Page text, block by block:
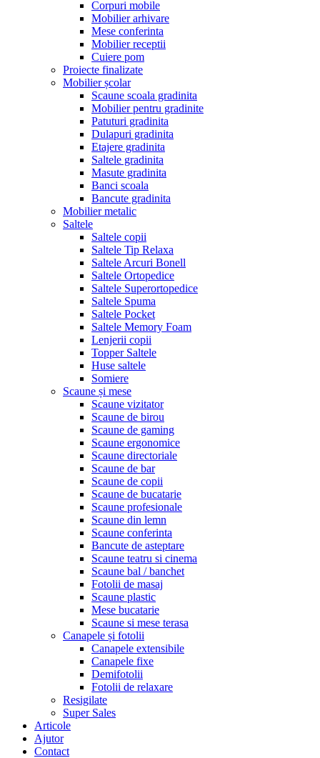
Corpuri mobile
Mobilier arhivare
Mese conferinta
Mobilier receptii
Cuiere pom
Proiecte finalizate
Mobilier școlar
Scaune scoala gradinita
Mobilier pentru gradinite
Patuturi gradinita
Dulapuri gradinita
Etajere gradinita
Saltele gradinita
Masute gradinita
Banci scoala
Bancute gradinita
Mobilier metalic
Saltele
Saltele copii
Saltele Tip Relaxa
Saltele Arcuri Bonell
Saltele Ortopedice
Saltele Superortopedice
Saltele Spuma
Saltele Pocket
Saltele Memory Foam
Lenjerii copii
Topper Saltele
Huse saltele
Somiere
Scaune și mese
Scaune vizitator
Scaune de birou
Scaune de gaming
Scaune ergonomice
Scaune directoriale
Scaune de bar
Scaune de copii
Scaune de bucatarie
Scaune profesionale
Scaune din lemn
Scaune conferinta
Bancute de asteptare
Scaune teatru si cinema
Scaune bal / banchet
Fotolii de masaj
Scaune plastic
Mese bucatarie
Scaune si mese terasa
Canapele și fotolii
Canapele extensibile
Canapele fixe
Demifotolii
Fotolii de relaxare
Resigilate
Super Sales
Articole
Ajutor
Contact